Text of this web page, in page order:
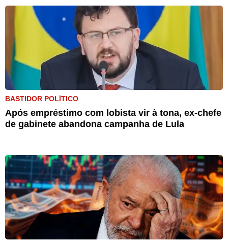
BASTIDOR POLÍTICO
Após empréstimo com lobista vir à tona, ex-chefe
de gabinete abandona campanha de Lula